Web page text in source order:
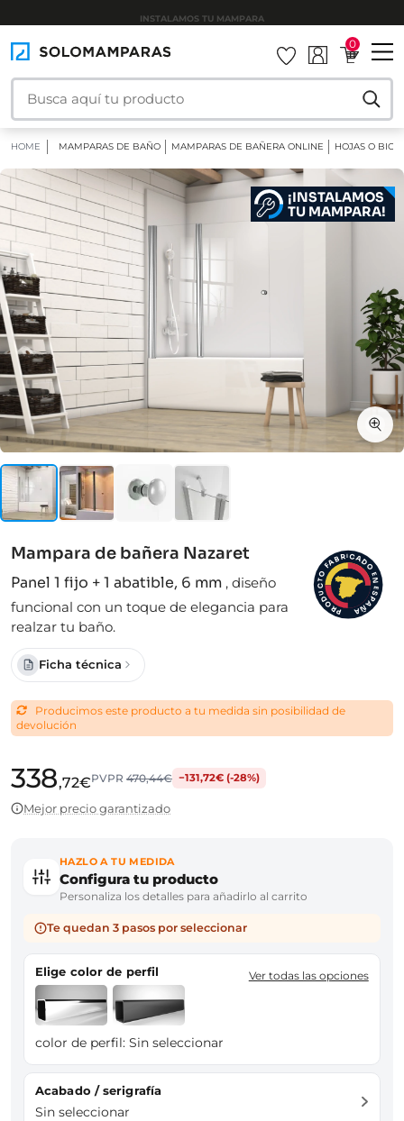
0
HOME MAMPARAS DE BAÑO MAMPARAS DE BAÑERA ONLINE HOJAS O
¡INSTALAMOS
TU MAMPARA!
Mampara de bañera Nazaret
Panel 1 fijo + 1 abatible, 6 mm , diseño
funcional con un toque de elegancia para
realzar tu baño.
P
R
O
D
U
C
T
O
FABRICADO
E
N
E
S
P
A
Ñ
A
Ficha técnica
Producimos este producto a tu medida sin posibilidad de
devolución
338,72€PVPR470,44€ −131,72€ (-28%)
Mejor precio garantizado
HAZLO A TU MEDIDA
Configura tu producto
Personaliza los detalles para añadirlo al carrito
Te quedan 3 pasos por seleccionar
Elige color de perfil Ver todas las opciones
color de perfil: Sin seleccionar
Acabado / serigrafía
Sin seleccionar